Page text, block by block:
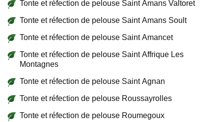
Tonte et réfection de pelouse Saint Amans Valtoret
Tonte et réfection de pelouse Saint Amans Soult
Tonte et réfection de pelouse Saint Amancet
Tonte et réfection de pelouse Saint Affrique Les
Montagnes
Tonte et réfection de pelouse Saint Agnan
Tonte et réfection de pelouse Roussayrolles
Tonte et réfection de pelouse Roumegoux